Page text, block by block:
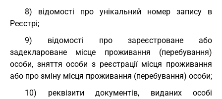
8) відомості про унікальний номер запису в
Реєстрі;
9) відомості про зареєстроване або
задеклароване місце проживання (перебування)
особи, зняття особи з реєстрації місця проживання
або про зміну місця проживання (перебування) особи;
10) реквізити документів, виданих особі